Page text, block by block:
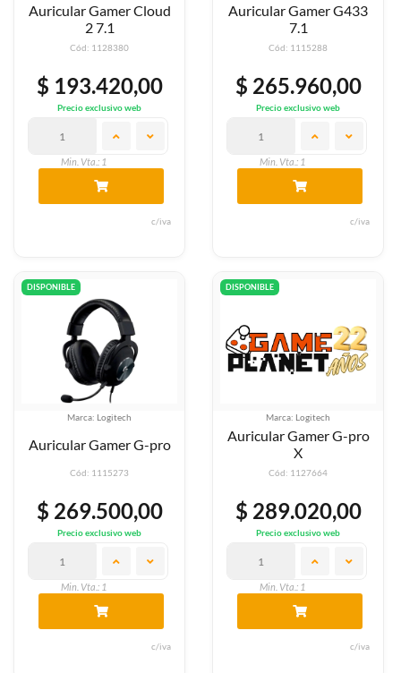
Auricular Gamer Cloud
2 7.1
Cód: 1128380
$ 193.420,00
Precio exclusivo web
Min. Vta.: 1
c/iva
Auricular Gamer G433
7.1
Cód: 1115288
$ 265.960,00
Precio exclusivo web
Min. Vta.: 1
c/iva
DISPONIBLE
Marca: Logitech
Auricular Gamer G-pro
Cód: 1115273
$ 269.500,00
Precio exclusivo web
Min. Vta.: 1
c/iva
DISPONIBLE
Marca: Logitech
Auricular Gamer G-pro
X
Cód: 1127664
$ 289.020,00
Precio exclusivo web
Min. Vta.: 1
c/iva